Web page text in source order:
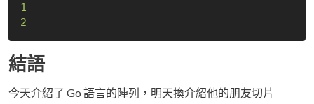
1
2
結語
今天介紹了 Go 語言的陣列，明天換介紹他的朋友切片